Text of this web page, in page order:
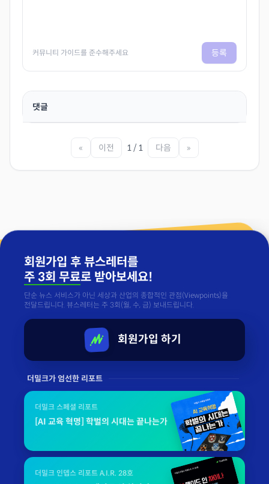
커뮤니티 가이드를 준수해주세요 등록
댓글
« 이전 1 / 1 다음 »
회원가입 후 뷰스레터를
주 3회 무료로 받아보세요!
단순 뉴스 서비스가 아닌 세상과 산업의 종합적인 관점(Viewpoints)을
전달드립니다. 뷰스레터는 주 3회(월, 수, 금) 보내드립니다.
회원가입 하기
더밀크가 엄선한 리포트
더밀크 스페셜 리포트
[AI 교육 혁명] 학벌의 시대는 끝나는가
더밀크 인뎁스 리포트 A.I.R. 28호